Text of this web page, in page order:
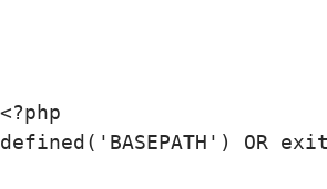
<?php
defined('BASEPATH') OR